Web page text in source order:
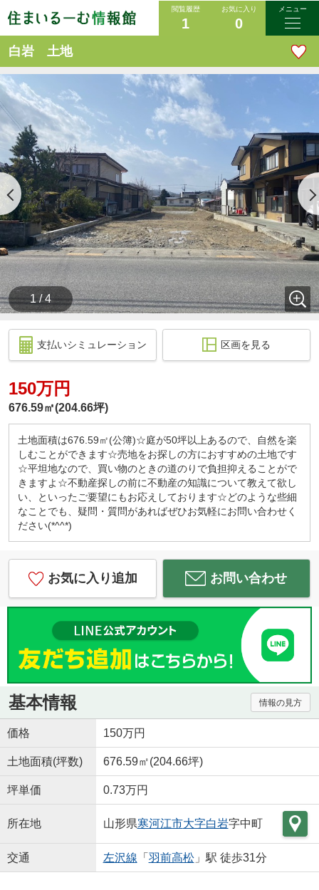
閲覧履歴
1
お気に入り
0
メニュー
白岩 土地
1 / 4
支払いシミュレーション 区画を見る
150万円
676.59㎡(204.66坪)
土地面積は676.59㎡(公簿)☆庭が50坪以上あるので、自然を楽
しむことができます☆売地をお探しの方におすすめの土地です
☆平坦地なので、買い物のときの道のりで負担抑えることがで
きますよ☆不動産探しの前に不動産の知識について教えて欲し
い、といったご要望にもお応えしております☆どのような些細
なことでも、疑問・質問があればぜひお気軽にお問い合わせく
ださい(*^^*)
お気に入り追加 お問い合わせ
基本情報 情報の見方
価格 150万円
土地面積(坪数) 676.59㎡(204.66坪)
坪単価 0.73万円
所在地 山形県寒河江市大字白岩字中町
交通 左沢線 「 羽前高松」駅 徒歩31分